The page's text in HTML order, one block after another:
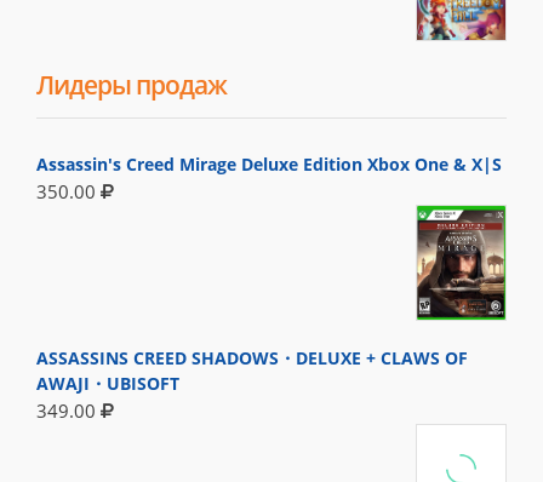
Лидеры продаж
Assassin's Creed Mirage Deluxe Edition Xbox One & X|S
350.00
ASSASSINS CREED SHADOWS・DELUXE + CLAWS OF
AWAJI・UBISOFT
349.00